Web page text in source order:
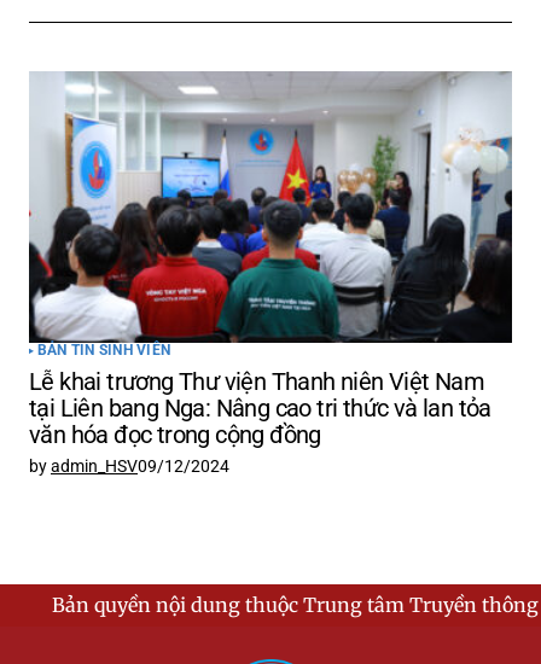
BẢN TIN SINH VIÊN
Lễ khai trương Thư viện Thanh niên Việt Nam
tại Liên bang Nga: Nâng cao tri thức và lan tỏa
văn hóa đọc trong cộng đồng
byadmin_HSV09/12/2024
nội dung thuộc Trung tâm Truyền thông - Hội Sinh